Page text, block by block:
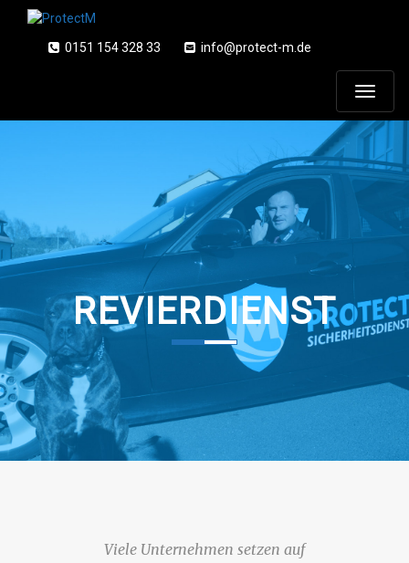
0151 154 328 33 info@protect-m.de
g
REVIERDIENST
Viele Unternehmen setzen auf